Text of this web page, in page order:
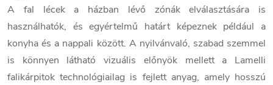
A fal lécek a házban lévő zónák elválasztására is
használhatók, és egyértelmű határt képeznek például a
konyha és a nappali között. A nyilvánvaló, szabad szemmel
is könnyen látható vizuális előnyök mellett a Lamelli
falikárpitok technológiailag is fejlett anyag, amely hosszú